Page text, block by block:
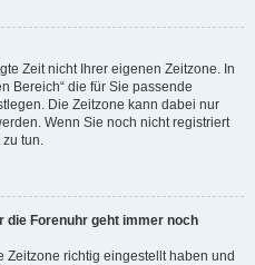
Zeit nicht Ihrer eigenen Zeitzone. In
Bereich“ die für Sie passende
Die Zeitzone kann dabei nur
Wenn Sie noch nicht registriert
tun.
die Forenuhr geht immer noch
Zeitzone richtig eingestellt haben und